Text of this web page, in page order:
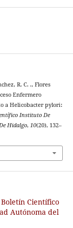
R. C. ., Flores
Enfermero
a Helicobacter pylori:
Instituto De
Hidalgo, 10(20), 132–
Científico
Autónoma del